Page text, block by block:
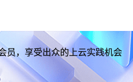
员，享受出众的上云实践机会